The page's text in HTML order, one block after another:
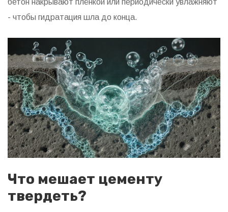
бетон накрывают плёнкой или периодически увлажняют
- чтобы гидратация шла до конца.
Что мешает цементу
твердеть?